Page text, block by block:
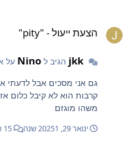
הצעת ייעול - "pity"
jkk הגיב ל Nino על
קרבות הוא לא קיבל כלום
משהו מוגזם
ינואר 29, 2025 1 שנה